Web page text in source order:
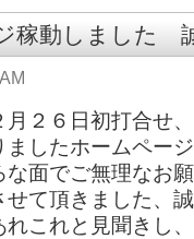
稼動しました
２６日初打合せ
ましたホームペー
面でご無理なお
せて頂きました、
れこれと見聞きし